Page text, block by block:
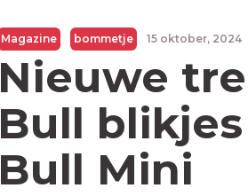
Magazine bommetje 15 oktober, 2024
Nieuwe
Bull
Bull Mini